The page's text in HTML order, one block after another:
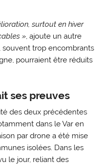
surtout en hiver
» , ajoute un autre
souvent trop encombrants
pourraient être réduits
ses preuves
des deux précédentes
dans le Var en
par drone a été mise
isolées. Dans les
le jour, reliant des